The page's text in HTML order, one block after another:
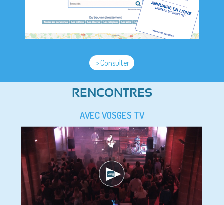
> Consulter
RENCONTRES
AVEC VOSGES TV